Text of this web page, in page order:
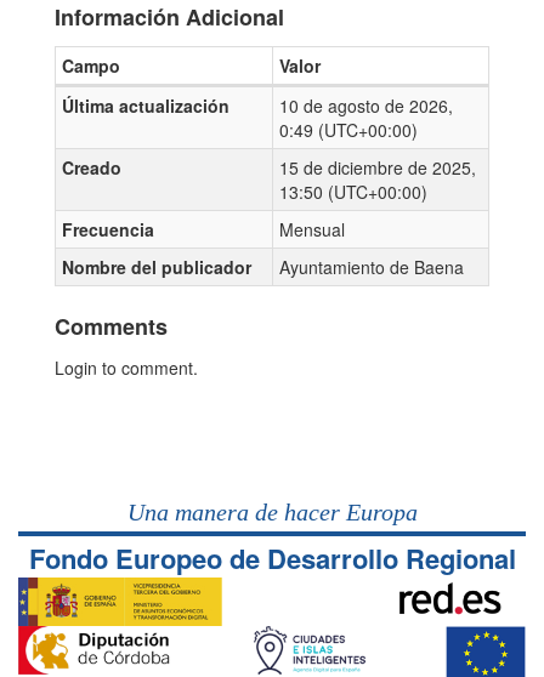
Información Adicional
Información Adicional
Campo
Valor
Última actualización
10 de agosto de 2026,
0:49 (UTC+00:00)
Creado
15 de diciembre de 2025,
13:50 (UTC+00:00)
Frecuencia
Mensual
Nombre del publicador
Ayuntamiento de Baena
Comments
Login to comment.
Una manera de hacer Europa
Fondo Europeo de Desarrollo Regional